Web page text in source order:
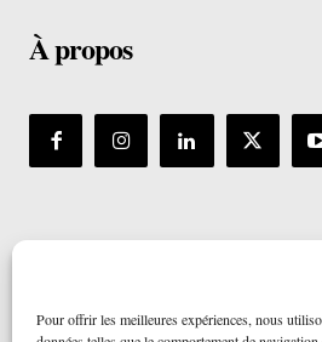
Pour offrir les meilleures expériences, nous
À propos